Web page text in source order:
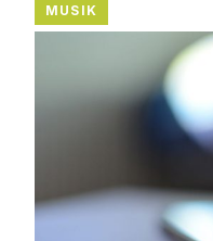
MUSIK